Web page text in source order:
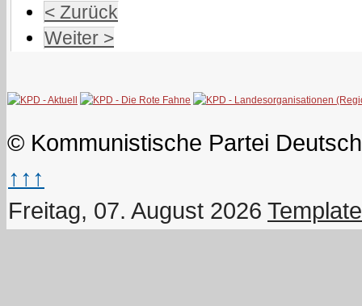
< Zurück
Weiter >
© Kommunistische Partei
↑↑↑
Freitag, 07. August 2026